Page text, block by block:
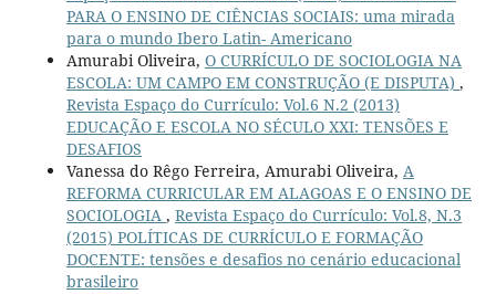
PARA O ENSINO DE CIÊNCIAS SOCIAIS: uma mirada
para o mundo Ibero Latin- Americano
Amurabi Oliveira, O CURRÍCULO DE SOCIOLOGIA NA
ESCOLA: UM CAMPO EM CONSTRUÇÃO (E DISPUTA) ,
Revista Espaço do Currículo: Vol.6 N.2 (2013)
EDUCAÇÃO E ESCOLA NO SÉCULO XXI: TENSÕES E
DESAFIOS
Vanessa do Rêgo Ferreira, Amurabi Oliveira, A
REFORMA CURRICULAR EM ALAGOAS E O ENSINO DE
SOCIOLOGIA , Revista Espaço do Currículo: Vol.8, N.3
(2015) POLÍTICAS DE CURRÍCULO E FORMAÇÃO
DOCENTE: tensões e desafios no cenário educacional
brasileiro